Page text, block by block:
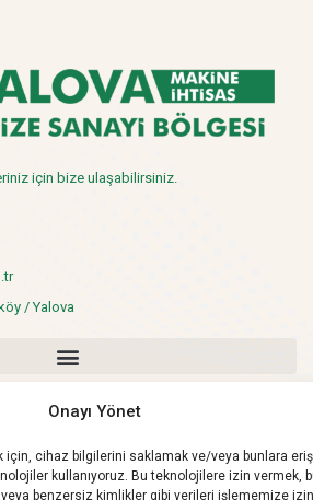
Onayı Yönet
için, cihaz bilgilerini saklamak ve/veya bunlara
kullanıyoruz. Bu teknolojilere izin vermek,
veya benzersiz kimlikler gibi verileri işlememize izin
için bize ulaşabilirsiniz.
/ Yalova
edin.